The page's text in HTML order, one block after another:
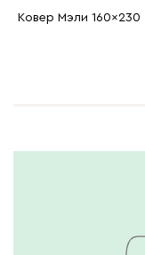
Ковер Мэли 160x230